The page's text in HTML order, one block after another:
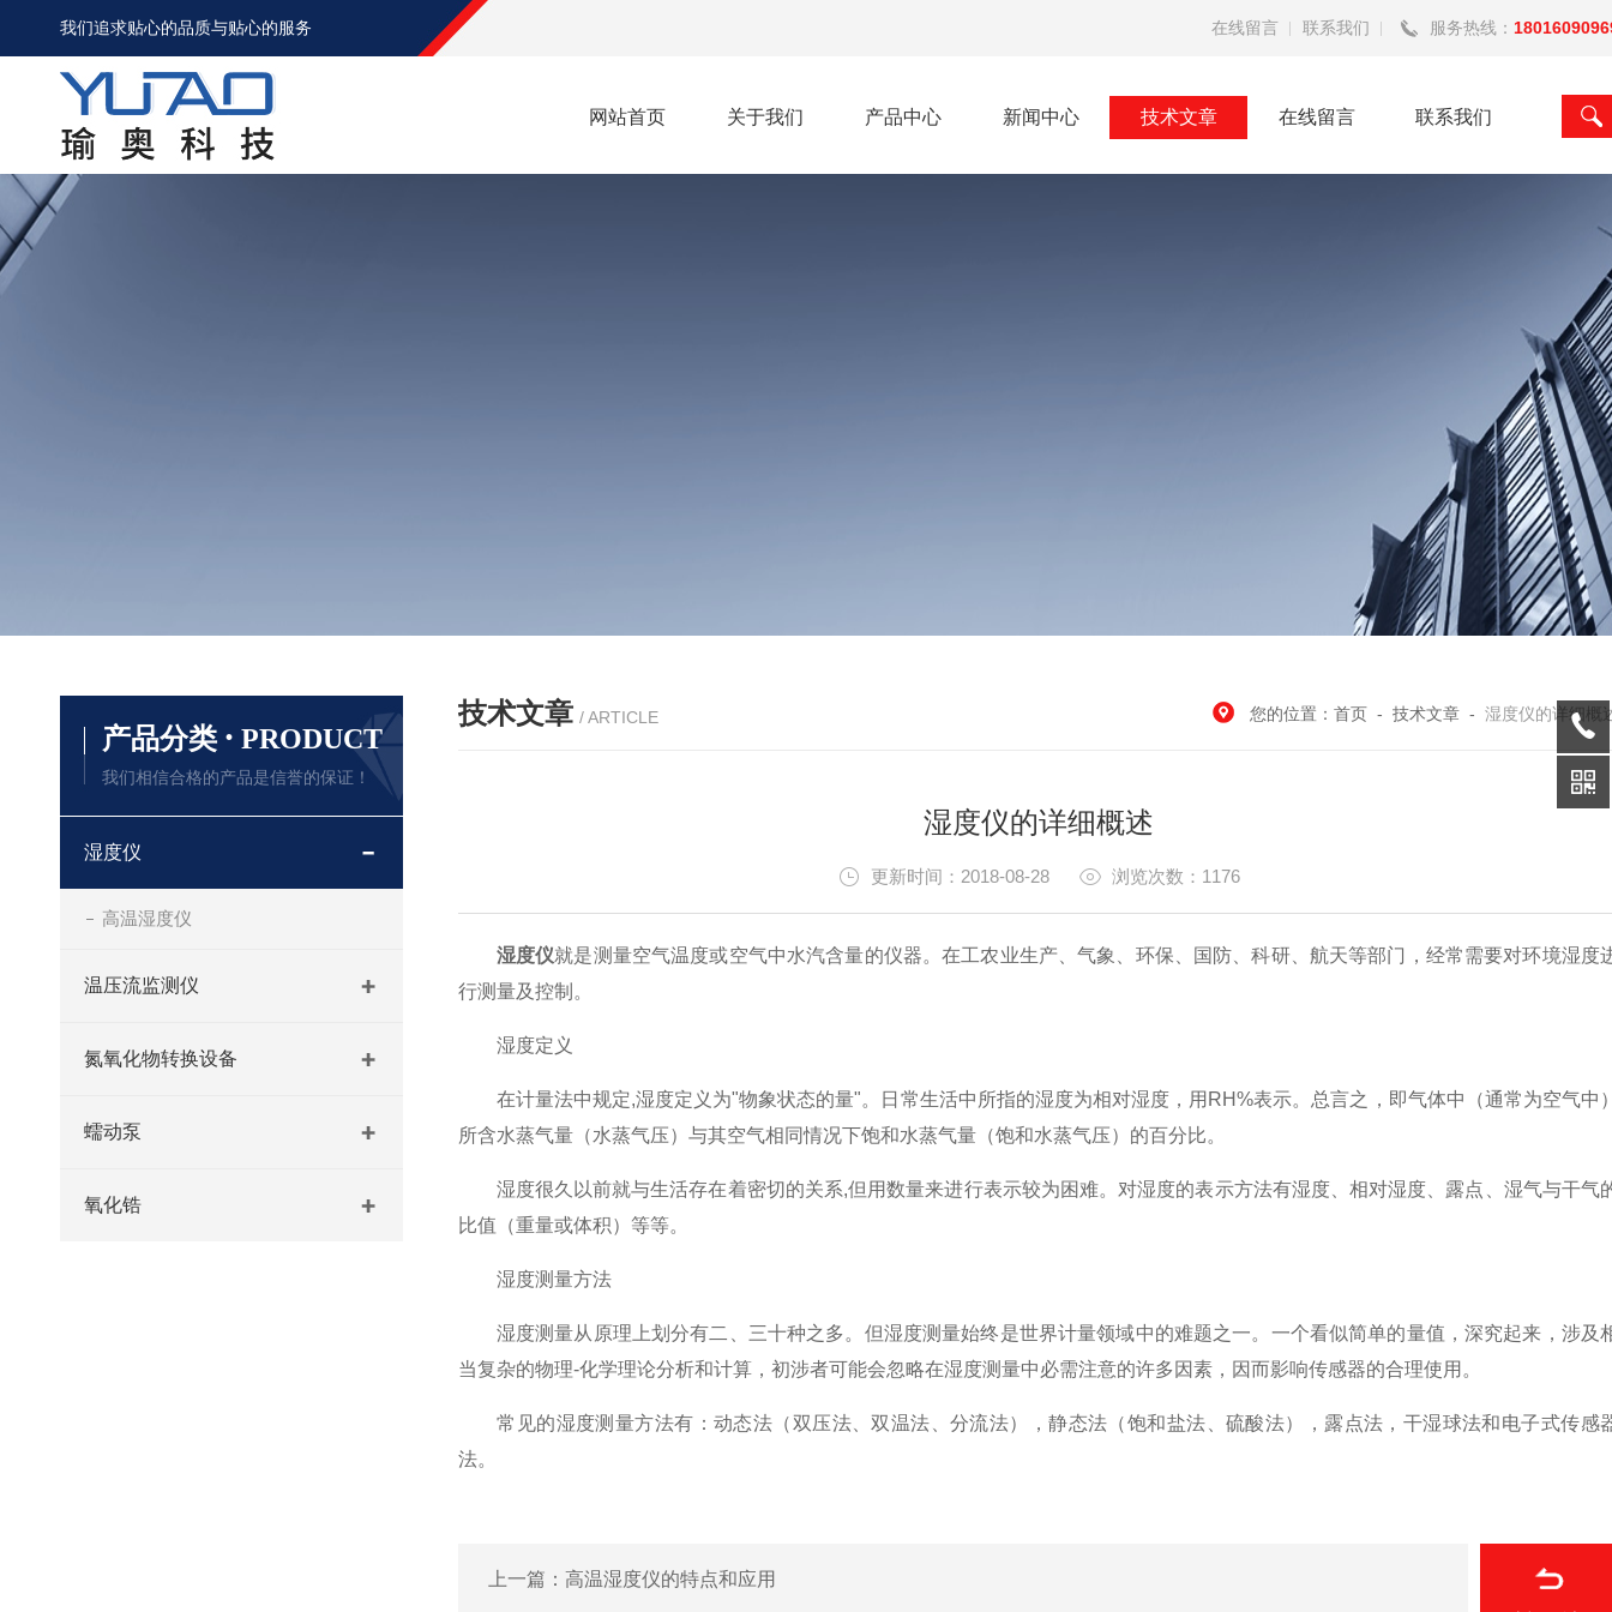
我们追求贴心的品质与贴心的服务 服务热线：
在线留言 联系我们
网站首页 关于我们 产品中心 新闻中心 技术文章 在线留言 联系我们
产品分类 · PRODUCT
我们相信合格的产品是信誉的保证！
湿度仪
高温湿度仪
温压流监测仪
氮氧化物转换设备
蠕动泵
氧化锆
技术文章 / ARTICLE 您的位置： 首页 - 技术文章 - 湿度仪的详细概
湿度仪的详细概述
更新时间：2018-08-28 浏览次数：1176
湿度仪就是测量空气温度或空气中水汽含量的仪器。在工农业生产、气象、环保、国防、科研、航天等部门，经常需要对环境湿度
行测量及控制。
湿度定义
在计量法中规定,湿度定义为"物象状态的量"。日常生活中所指的湿度为相对湿度，用RH%表示。总言之，即气体中（通常为空气中
所含水蒸气量（水蒸气压）与其空气相同情况下饱和水蒸气量（饱和水蒸气压）的百分比。
湿度很久以前就与生活存在着密切的关系,但用数量来进行表示较为困难。对湿度的表示方法有湿度、相对湿度、露点、湿气与干气
比值（重量或体积）等等。
湿度测量方法
湿度测量从原理上划分有二、三十种之多。但湿度测量始终是世界计量领域中的难题之一。一个看似简单的量值，深究起来，涉及
当复杂的物理-化学理论分析和计算，初涉者可能会忽略在湿度测量中必需注意的许多因素，因而影响传感器的合理使用。
常见的湿度测量方法有：动态法（双压法、双温法、分流法），静态法（饱和盐法、硫酸法），露点法，干湿球法和电子式传感
法。
上一篇： 高温湿度仪的特点和应用